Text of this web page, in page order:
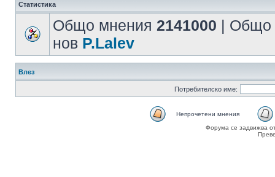
Статистика
Общо мнения 2141000 | Общо
нов P.Lalev
Влез
Потребителско име:
Непрочетени мнения
Форума се задвижва